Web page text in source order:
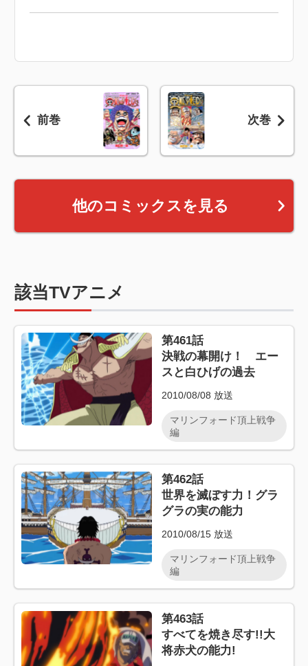
前巻 次巻
他のコミックスを見る
該当TVアニメ
第461話
決戦の幕開け！ エー
スと白ひげの過去
2010/08/08 放送
マリンフォード頂上戦争
編
第462話
世界を滅ぼす力！グラ
グラの実の能力
2010/08/15 放送
マリンフォード頂上戦争
編
第463話
すべてを焼き尽す!!大
将赤犬の能力!